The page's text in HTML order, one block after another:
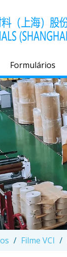
Formulários
/ Filme VCI /